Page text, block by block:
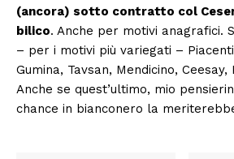
(ancora) sotto contratto col
bilico. Anche per motivi anagrafici.
– per i motivi più variegati –
Gumina, Tavsan, Mendicino, Ceesay,
Anche se quest’ultimo, mio
chance in bianconero la